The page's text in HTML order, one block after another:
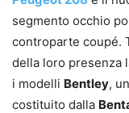
segmento occhio
controparte coupé.
della loro presenza
i modelli Bentley,
costituito dalla